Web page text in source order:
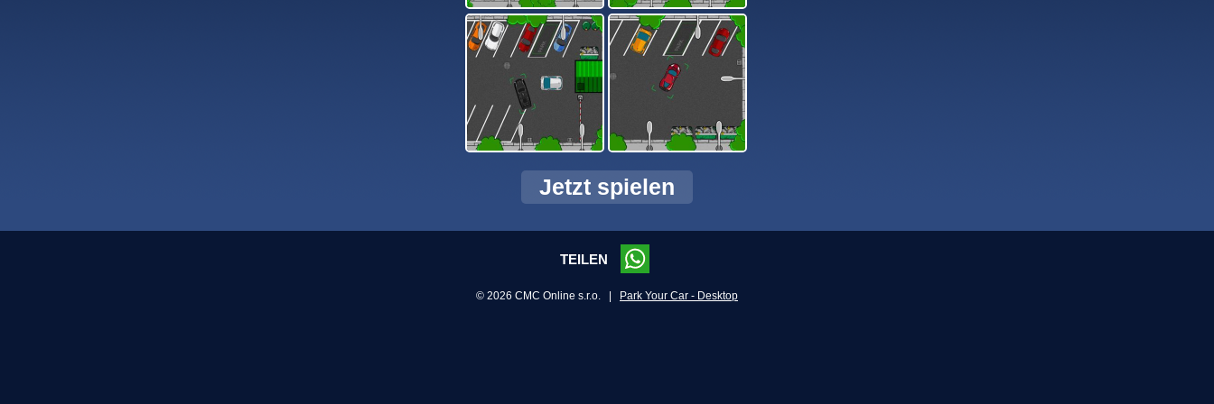
Jetzt spielen
TEILEN
© 2026 CMC Online s.r.o. | Park Your Car - Desktop